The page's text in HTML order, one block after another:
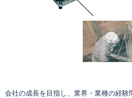
会社の成長を目指し、業界・業種の経験